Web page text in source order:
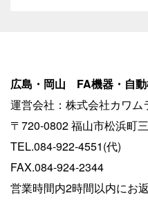
広島・岡山 FA機器・自
運営会社：株式会社カワム
〒720-0802 福山市松浜町
TEL.084-922-4551(代)
FAX.084-924-2344
営業時間内2時間以内にお